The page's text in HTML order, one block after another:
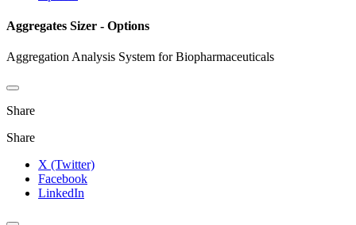
Aggregates Sizer - Options
Aggregation Analysis System for Biopharmaceuticals
Share
Share
X (Twitter)
Facebook
LinkedIn